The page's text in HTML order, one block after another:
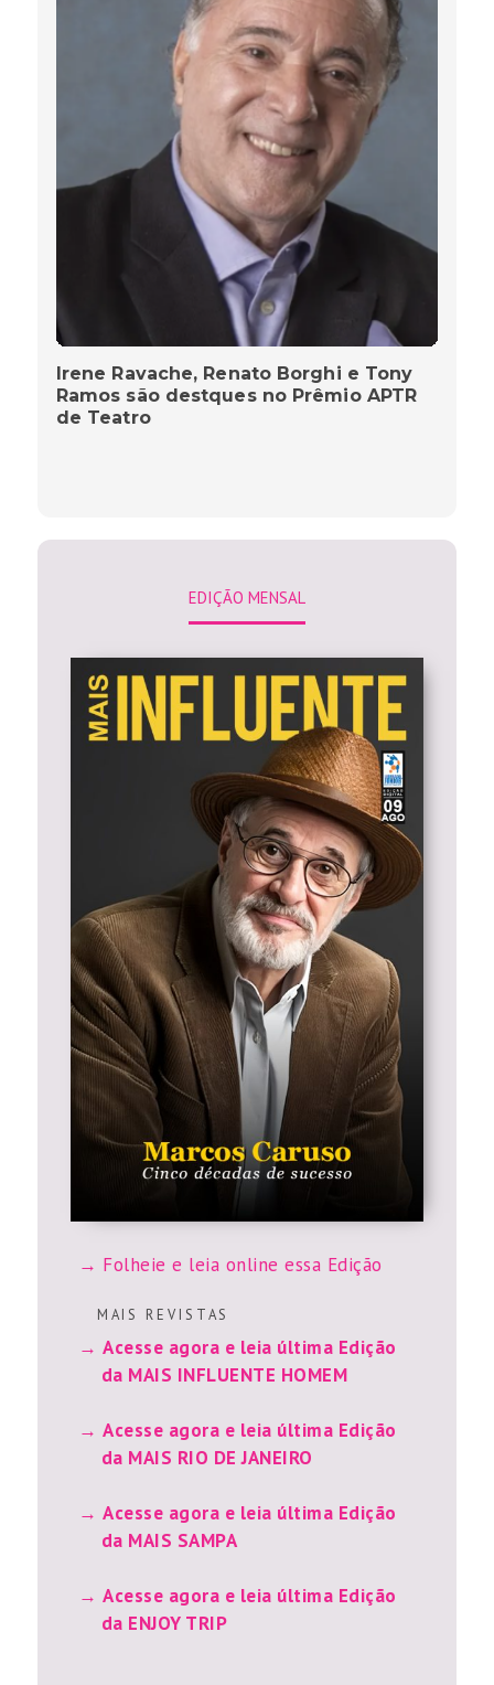
Irene Ravache, Renato Borghi e Tony
Ramos são destques no Prêmio APTR
de Teatro
EDIÇÃO MENSAL
Folheie e leia online essa Edição
M A I S R E V I S T A S
Acesse agora e leia última Edição
da MAIS INFLUENTE HOMEM
Acesse agora e leia última Edição
da MAIS RIO DE JANEIRO
Acesse agora e leia última Edição
da MAIS SAMPA
Acesse agora e leia última Edição
da ENJOY TRIP